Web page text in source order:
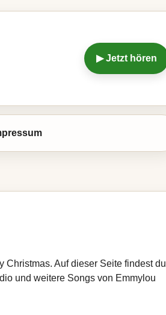
▶ Jetzt hören
Christmas. Auf dieser Seite findest du
und weitere Songs von Emmylou